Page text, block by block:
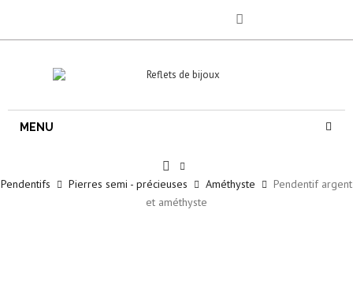
MENU
Pendentifs Pierres semi - précieuses Améthyste
Pendentif argent
et améthyste